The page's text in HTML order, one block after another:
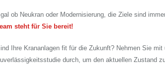
ob Neukran oder Modernisierung, die Ziele sind
steht für Sie bereit!
Ihre Krananlagen fit für die Zukunft? Nehmen Sie mit
durch, um den aktuellen Zustand